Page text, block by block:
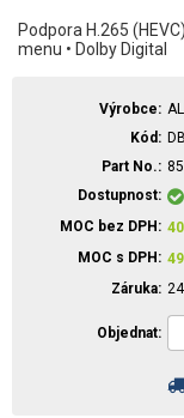
Podpora H.265
menu • Dolby Digital
Výrobce
Kód
Part No.
Dostupnost
MOC bez DPH
MOC s DPH
Záruka
Objednat